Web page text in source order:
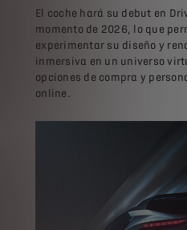
El coche hará su debut en
momento de 2026, lo que
experimentar su diseño y
inmersiva en un universo
opciones de compra y
online.